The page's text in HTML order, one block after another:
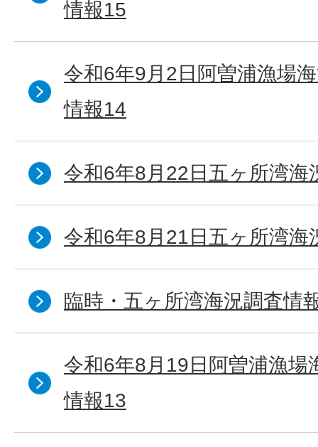
情報15
令和6年9月2日阿曽浦漁場
情報14
令和6年8月22日五ヶ所湾海
令和6年8月21日五ヶ所湾海
臨時・五ヶ所湾海況調査情
令和6年8月19日阿曽浦漁場
情報13